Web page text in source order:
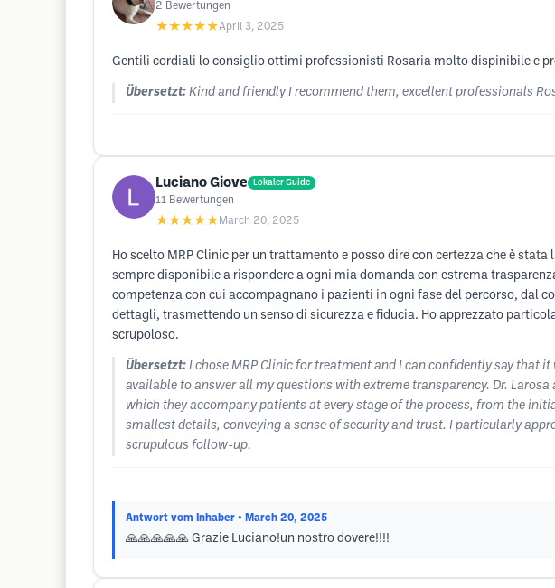
2 Bewertungen
★★★★★April 3, 2025
Gentili cordiali lo consiglio ottimi professionisti Rosaria molto dispinibile e
Übersetzt: Kind and friendly I recommend them, excellent professionals
Luciano Giove Lokaler Guide
11 Bewertungen
★★★★★ March 20, 2025
Ho scelto MRP Clinic per un trattamento e posso dire con certezza che è
sempre disponibile a rispondere a ogni mia domanda con estrema
competenza con cui accompagnano i pazienti in ogni fase del percorso, dal
dettagli, trasmettendo un senso di sicurezza e fiducia. Ho apprezzato
scrupoloso.
Übersetzt: I chose MRP Clinic for treatment and I can confidently say that
available to answer all my questions with extreme transparency. Dr.
which they accompany patients at every stage of the process, from the
smallest details, conveying a sense of security and trust. I particularly
scrupulous follow-up.
Antwort vom Inhaber • March 20, 2025
🙏🙏🙏🙏🙏 Grazie Luciano!un nostro dovere!!!!